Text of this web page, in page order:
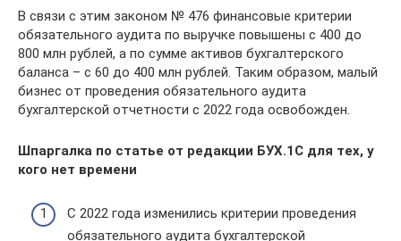
В связи с этим законом № 476 финансовые критерии
обязательного аудита по выручке повышены с 400 до
800 млн рублей, а по сумме активов бухгалтерского
баланса – с 60 до 400 млн рублей. Таким образом, малый
бизнес от проведения обязательного аудита
бухгалтерской отчетности с 2022 года освобожден.
Шпаргалка по статье от редакции БУХ.1С для тех, у
кого нет времени
С 2022 года изменились критерии проведения
обязательного аудита бухгалтерской